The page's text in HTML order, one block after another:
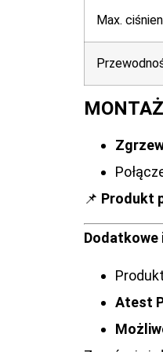
Max.
📌 Produkt
Dodatkowe
Produkt
Atest